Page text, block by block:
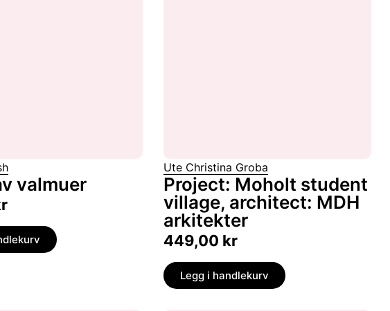
valmuer
Ute Christina Groba
Project: Moholt student
village, architect: MDH
arkitekter
449,00 kr
Legg i handlekurv